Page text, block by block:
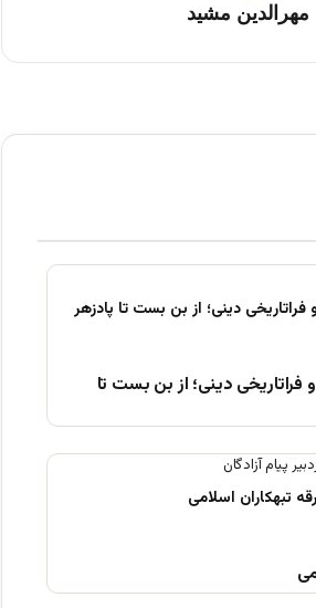
مهرالدین مشید
فراتاریخی دینی؛ از بن بست تا